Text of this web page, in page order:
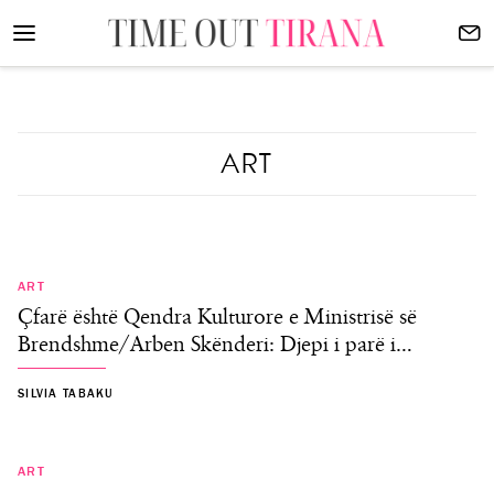
ART
ART
Çfarë është Qendra Kulturore e Ministrisë së
Brendshme/Arben Skënderi: Djepi i parë i…
SILVIA TABAKU
ART